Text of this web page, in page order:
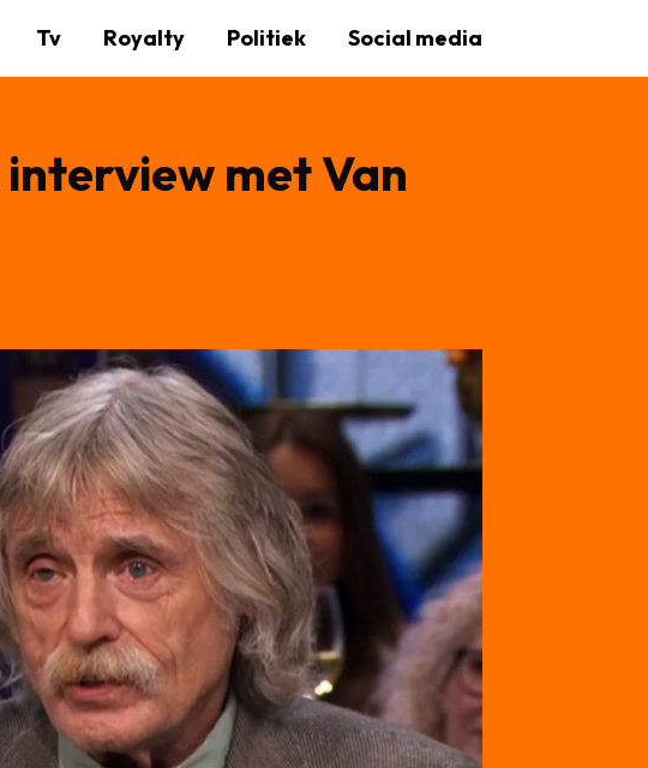
Tv Royalty Politiek Social media
met Van